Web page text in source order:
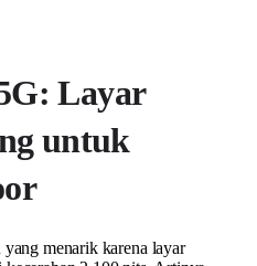
Layar
untuk
menarik karena layar